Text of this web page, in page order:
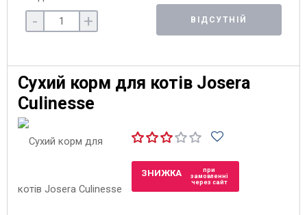
- + ВІДСУТНІЙ
Сухий корм для котів Josera
Culinesse
ЗНИЖКА
при
замовленні
через сайт